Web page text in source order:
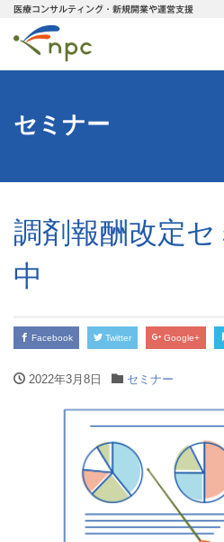
医療コンサルティング・新規開業や運営支援
セミナー
調剤報酬改定
中
Facebook Twitter Google+
2022年3月8日 セミナー